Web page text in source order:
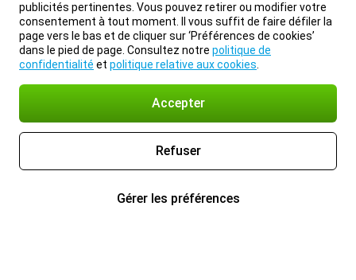
publicités pertinentes. Vous pouvez retirer ou modifier votre
consentement à tout moment. Il vous suffit de faire défiler la
page vers le bas et de cliquer sur ‘Préférences de cookies’
dans le pied de page. Consultez notre politique de
confidentialité et politique relative aux cookies
Accepter
Refuser
Gérer les préférences